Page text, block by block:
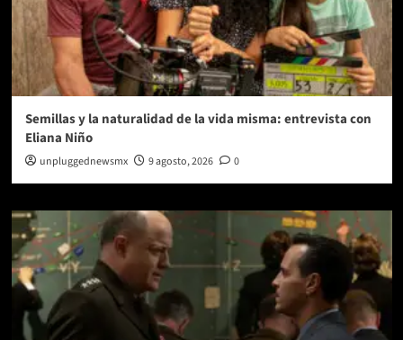
Semillas y la naturalidad de la vida misma: entrevista con
Eliana Niño
unpluggednewsmx 9 agosto, 2026 0